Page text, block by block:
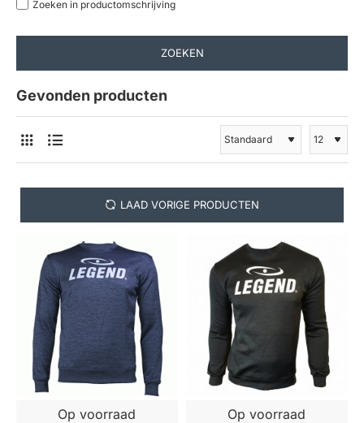
Zoeken in productomschrijving
ZOEKEN
Gevonden producten
LAAD VORIGE PRODUCTEN
Op voorraad Op voorraad